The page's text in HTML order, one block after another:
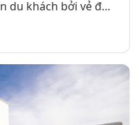
du khách bởi vẻ đẹp
chỉ nổi bật với
mà còn sở hữu
nên một bức tranh